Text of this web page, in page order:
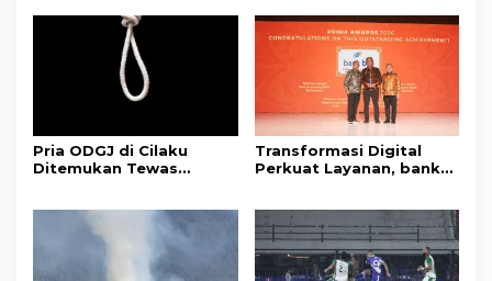
Pria ODGJ di Cilaku
Ditemukan Tewas
Transformasi Digital
Perkuat Layanan, bank
Awards 2026